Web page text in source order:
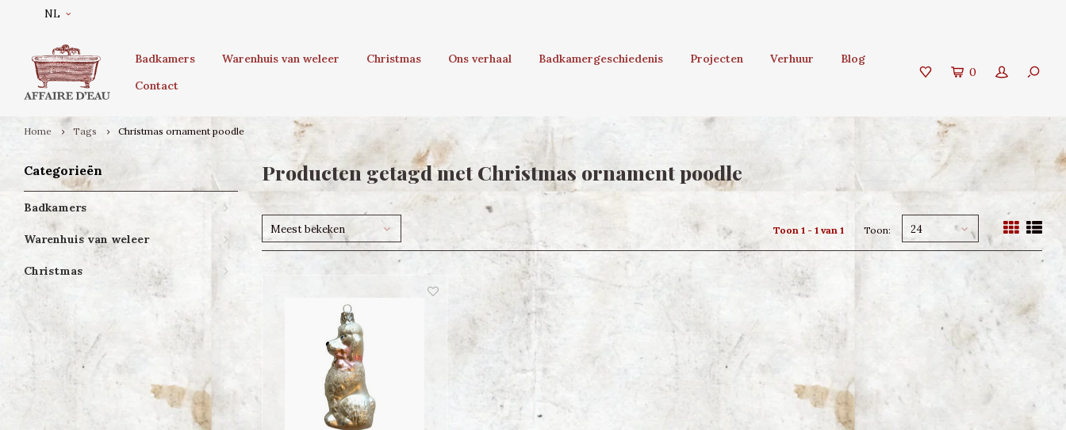
NL
Badkamers Warenhuis van weleer Christmas Ons verhaal Badkamergeschiedenis Projecten Verhuur
Blog
Contact
0
Home Tags Christmas ornament poodle
Categorieën
Badkamers
Warenhuis van weleer
Christmas
Producten getagd met Christmas ornament poodle
Meest bekeken Toon 1 - 1 van 1 Toon: 24